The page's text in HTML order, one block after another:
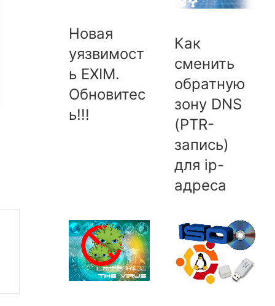
Новая
уязвимост
ь EXIM.
Обновитес
ь!!!
Как
сменить
обратную
зону DNS
(PTR-
запись)
для ip-
адреса